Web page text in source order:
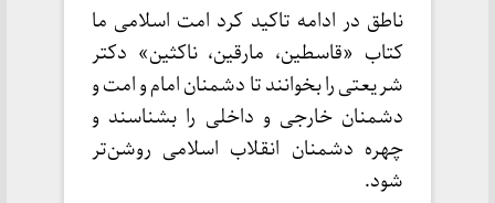
ناطق در ادامه تاکید کرد امت اسلامی ما
کتاب «قاسطین، مارقین، ناکثین» دکتر
شریعتی را بخوانند تا دشمنان امام و امت و
دشمنان خارجی و داخلی را بشناسند و
چهره دشمنان انقلاب اسلامی روشن‌تر
شود.